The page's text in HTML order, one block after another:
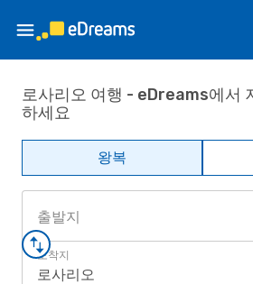
로사리오 여행 - eDreams에서
하세요
왕복
출발지
도착지
로사리오